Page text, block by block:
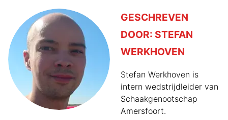
GESCHREVEN
DOOR: STEFAN
WERKHOVEN
Stefan Werkhoven is
intern wedstrijdleider van
Schaakgenootschap
Amersfoort.